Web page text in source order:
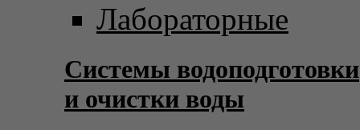
Лабораторные
Системы водоподготовки
и очистки воды